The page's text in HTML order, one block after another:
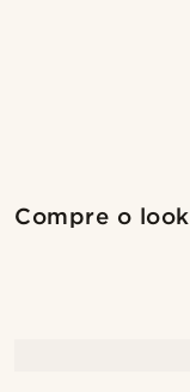
Compre o look